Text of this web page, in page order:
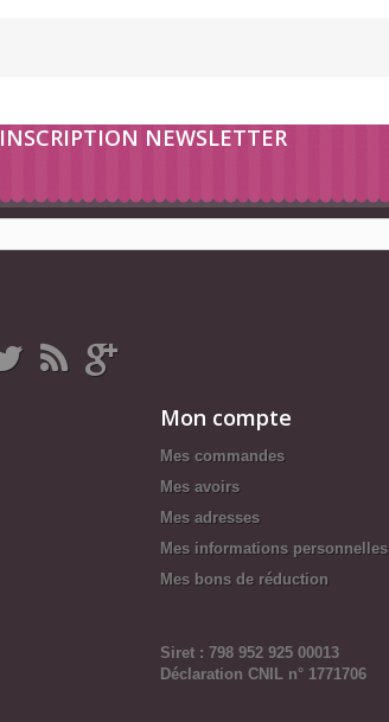
INSCRIPTION NEWSLETTER
Mon compte
Mes commandes
Mes avoirs
Mes adresses
Mes informations personnelles
Mes bons de réduction
Siret : 798 952 925 00013
Déclaration CNIL n° 1771706